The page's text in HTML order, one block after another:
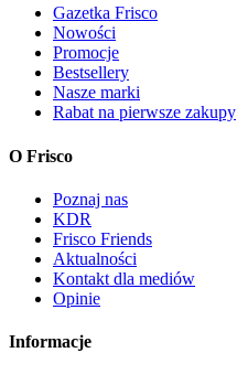
Gazetka Frisco
Nowości
Promocje
Bestsellery
Nasze marki
Rabat na pierwsze zakupy
O Frisco
Poznaj nas
KDR
Frisco Friends
Aktualności
Kontakt dla mediów
Opinie
Informacje